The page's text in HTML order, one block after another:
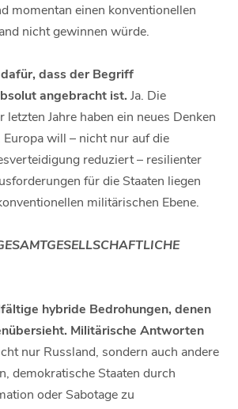
momentan einen konventionellen
nicht gewinnen würde.
dass der Begriff
angebracht ist. Ja. Die
letzten Jahre haben ein neues Denken
will – nicht nur auf die
reduziert – resilienter
für die Staaten liegen
militärischen Ebene.
hybride Bedrohungen, denen
Militärische Antworten
nur Russland, sondern auch andere
demokratische Staaten durch
oder Sabotage zu